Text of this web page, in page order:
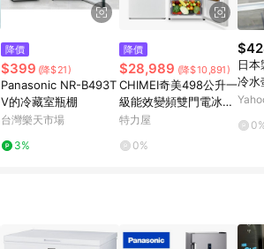
降價
$399 (降$21)
Panasonic NR-B493T
V的冷藏室瓶棚
台灣樂天市場
3%
降價
$28,989 (降$10,891)
CHIMEI奇美498公升一
級能效變頻雙門電冰箱
UR-P498GB~含拆箱
特力屋
0%
日
冷水
| 冷
茶冰